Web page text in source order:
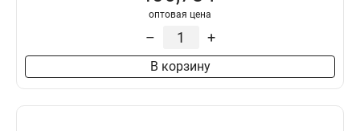
оптовая цена
– +
В корзину